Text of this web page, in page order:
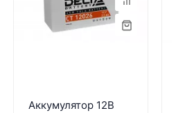
Аккумулятор 12В